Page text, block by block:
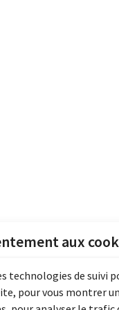
aux
technologies de suivi
pour vous montrer
de l'image d'Emile
de Bibliothèque et
patrimoine
numérique au